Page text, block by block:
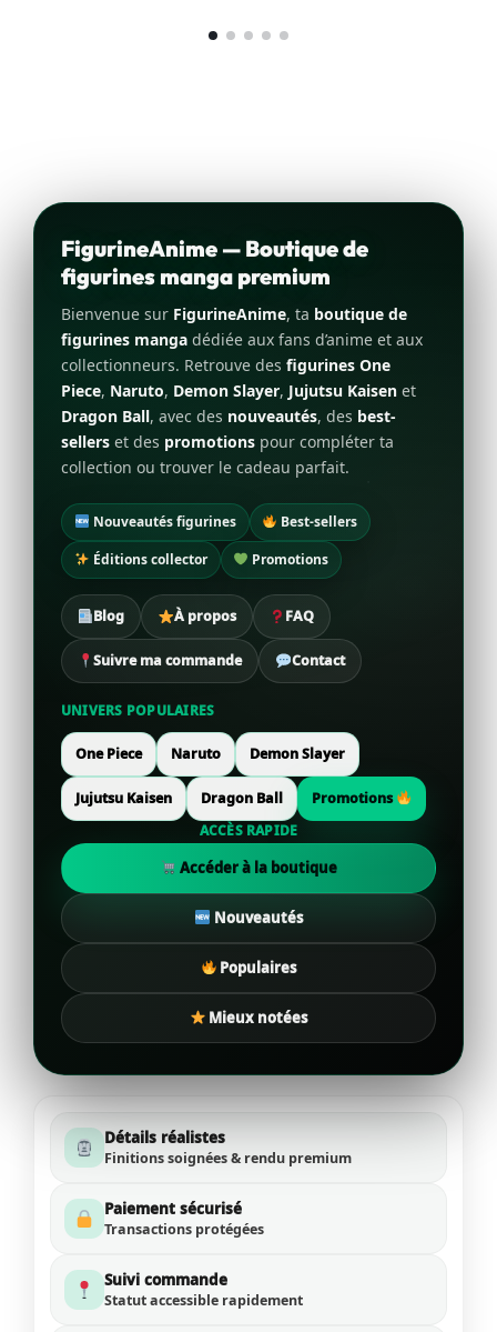
FigurineAnime — Boutique de
figurines manga premium
Bienvenue sur FigurineAnime, ta boutique de
figurines manga dédiée aux fans d’anime et aux
collectionneurs. Retrouve des figurines One
Piece, Naruto, Demon Slayer, Jujutsu Kaisen et
Dragon Ball, avec des nouveautés, des best-
sellers et des promotions pour compléter ta
collection ou trouver le cadeau parfait.
Nouveautés figurines
Best-sellers
Éditions collector
Promotions
Blog À propos FAQ
Suivre ma commande Contact
UNIVERS POPULAIRES
One Piece Naruto Demon Slayer
Jujutsu Kaisen Dragon Ball
Promotions
ACCÈS RAPIDE
Accéder à la boutique
Nouveautés
Populaires
Mieux notées
Détails réalistes
Finitions soignées & rendu premium
Paiement sécurisé
Transactions protégées
Suivi commande
Statut accessible rapidement